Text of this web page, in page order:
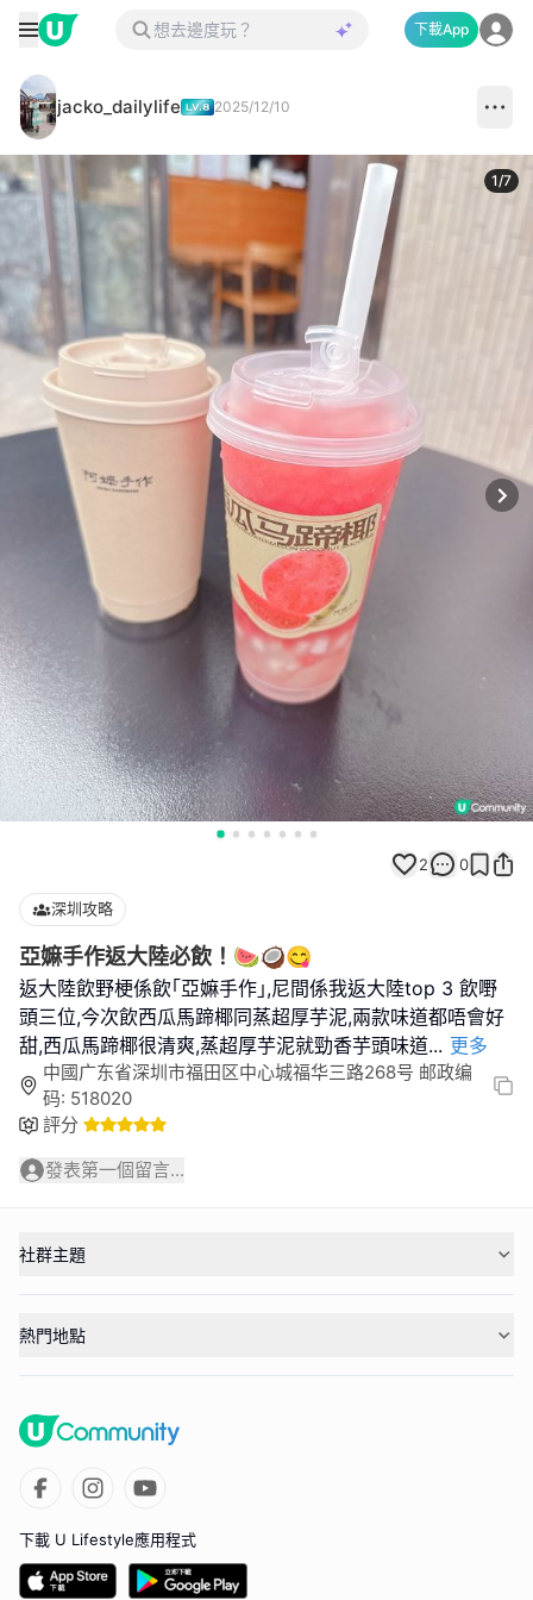
下載App
jacko_dailylife 2025/12/10
1/7
2 0
深圳攻略
亞嫲手作返大陸必飲！🍉🥥😋
返大陸飲野梗係飲｢亞嫲手作｣,尼間係我返大陸top 3 飲嘢
頭三位,今次飲西瓜馬蹄椰同蒸超厚芋泥,兩款味道都唔會好
甜,西瓜馬蹄椰很清爽,蒸超厚芋泥就勁香芋頭味道... 更多
中國广东省深圳市福田区中心城福华三路268号 邮政编
码: 518020
評分
發表第一個留言...
社群主題
熱門地點
下載 U Lifestyle應用程式